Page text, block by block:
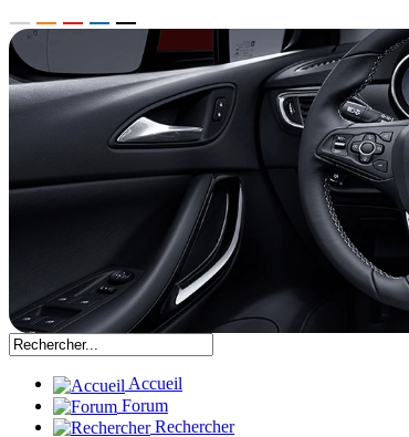
Accueil
Forum
Rechercher